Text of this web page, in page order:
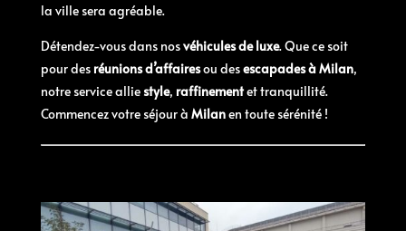
la ville sera agréable.
Détendez-vous dans nosvéhicules de luxe. Que ce soit
pour des réunions d’affairesou desescapades à Milan,
notre service allie style, raffinementet tranquillité.
Commencez votre séjour à Milanen toute sérénité !